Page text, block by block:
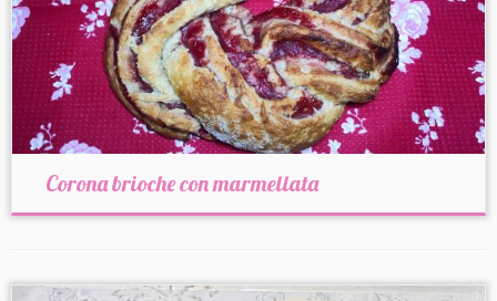
Corona brioche con marmellata